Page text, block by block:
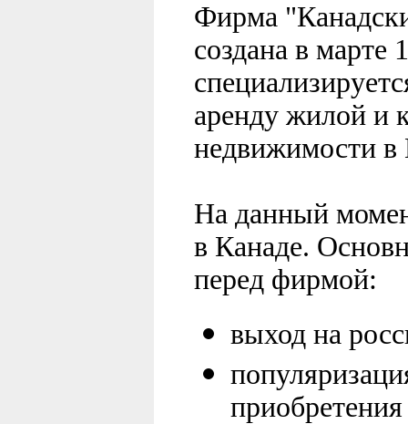
Фирма
создана в марте
аренду жилой и
недвижимости в
На данный
в Канаде.
перед фирмой:
выход на